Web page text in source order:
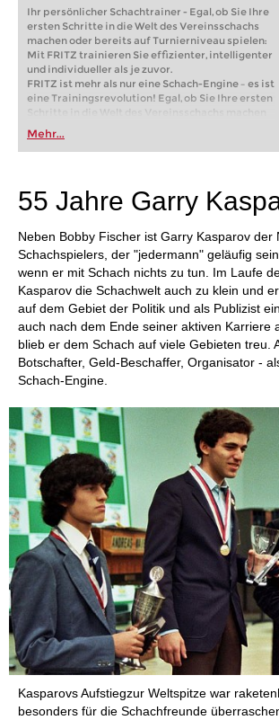
Ihr persönlicher Schachtrainer - Egal, ob Sie Ihre
ersten Schritte in die Welt des Vereinsschachs
machen oder bereits auf Turnierniveau spielen:
Mit FRITZ trainieren Sie effizienter, intelligenter
und individueller als je zuvor.
FRITZ ist mehr als nur eine Schach-Engine – es ist
eine Trainingsrevolution! Egal, ob Sie Ihre ersten
Schritte in die Welt des Vereinsschachs machen
oder bereits auf Turnierniveau spielen: Mit
FRITZ trainieren Sie effizienter, intelligenter und
individueller als je zuvor.
Mehr...
55 Jahre Garry
Neben Bobby Fischer ist Garry Kasparov der
Schachspielers, der "jedermann" geläufig
wenn er mit Schach nichts zu tun. Im Laufe
Kasparov die Schachwelt auch zu klein und
auf dem Gebiet der Politik und als Publizist
auch nach dem Ende seiner aktiven Karriere
blieb er dem Schach auf viele Gebieten treu.
Botschafter, Geld-Beschaffer, Organisator -
Schach-Engine.
Kasparovs Aufstiegzur Weltspitze war
besonders für die Schachfreunde